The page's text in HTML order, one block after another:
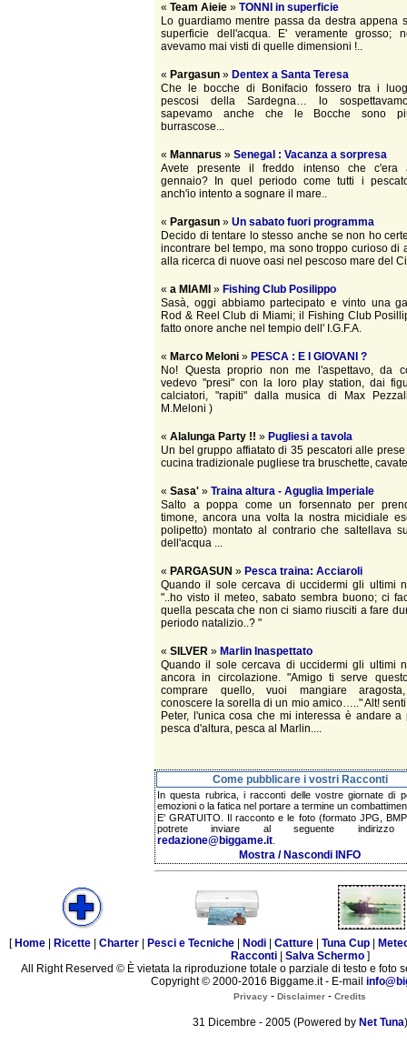
« Team Aieie » TONNI in superficie
Lo guardiamo mentre passa da destra appena
superficie dell'acqua. E' veramente grosso;
avevamo mai visti di quelle dimensioni !..
« Pargasun » Dentex a Santa Teresa
Che le bocche di Bonifacio fossero tra i
pescosi della Sardegna… lo
sapevamo anche che le Bocche sono
burrascose...
« Mannarus » Senegal : Vacanza a sorpresa
Avete presente il freddo intenso che c'era
gennaio? In quel periodo come tutti i
anch'io intento a sognare il mare..
« Pargasun » Un sabato fuori programma
Decido di tentare lo stesso anche se non ho
incontrare bel tempo, ma sono troppo curioso di
alla ricerca di nuove oasi nel pescoso mare del
« a MIAMI » Fishing Club Posilippo
Sasà, oggi abbiamo partecipato e vinto una
Rod & Reel Club di Miami; il Fishing Club
fatto onore anche nel tempio dell' I.G.F.A.
« Marco Meloni » PESCA : E I GIOVANI ?
No! Questa proprio non me l'aspettavo, da
vedevo "presi" con la loro play station, dai
calciatori, "rapiti" dalla musica di Max
M.Meloni )
« Alalunga Party !! » Pugliesi a tavola
Un bel gruppo affiatato di 35 pescatori alle
cucina tradizionale pugliese tra bruschette,
« Sasa' » Traina altura - Aguglia Imperiale
Salto a poppa come un forsennato per
timone, ancora una volta la nostra micidiale
polipetto) montato al contrario che saltellava
dell'acqua ...
« PARGASUN » Pesca traina: Acciaroli
Quando il sole cercava di uccidermi gli ultimi
"..ho visto il meteo, sabato sembra buono; ci
quella pescata che non ci siamo riusciti a fare
periodo natalizio..? "
« SILVER » Marlin Inaspettato
Quando il sole cercava di uccidermi gli ultimi
ancora in circolazione. "Amigo ti serve
comprare quello, vuoi mangiare
conoscere la sorella di un mio amico….." Alt!
Peter, l'unica cosa che mi interessa è andare a
pesca d'altura, pesca al Marlin....
Come pubblicare i vostri Racconti
In questa rubrica, i racconti delle vostre giornate di
emozioni o la fatica nel portare a termine un
E' GRATUITO. Il racconto e le foto (formato JPG,
potrete inviare al seguente indirizzo
redazione@biggame.it
Mostra / Nascondi INFO
[ Home Ricette Charter Pesci e Tecniche Nodi Catture Tuna Cup
Racconti| Salva Schermo]
All Right Reserved © È vietata la riproduzione totale o parziale di testo e foto
Copyright © 2000-2016 Biggame.it - E-mail
Privacy - Disclaimer - Credits
31 Dicembre - 2005 (Powered by Net Tuna)